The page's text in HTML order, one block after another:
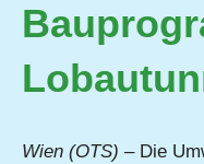
Wien (OTS) – Die